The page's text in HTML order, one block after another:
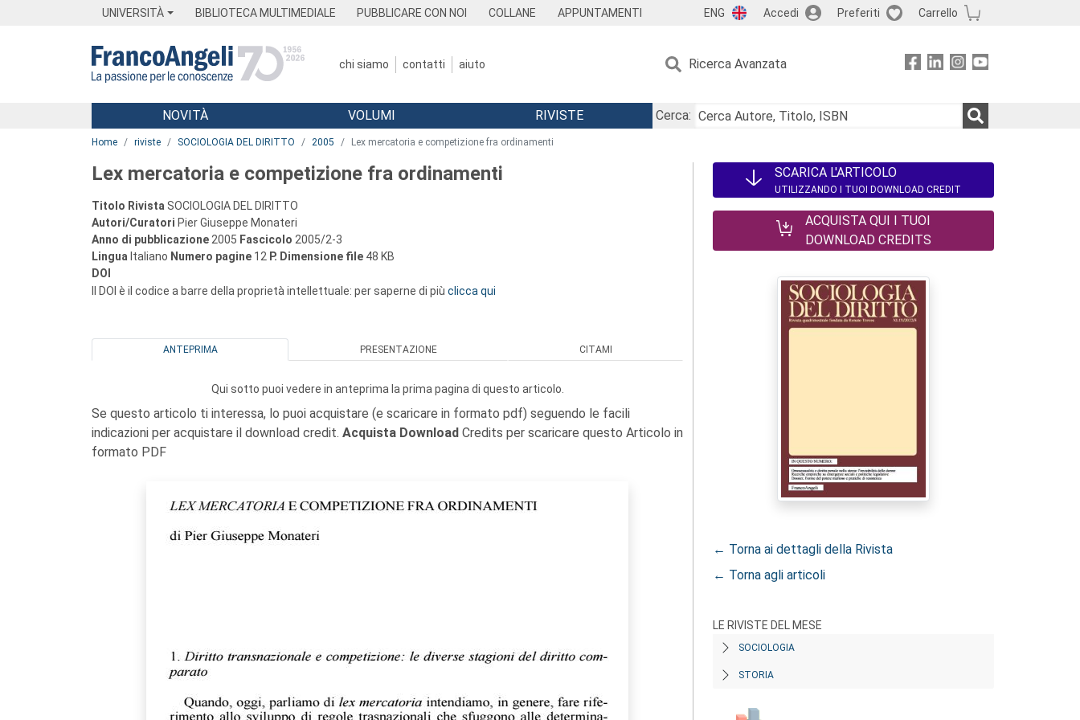
UNIVERSITÀ BIBLIOTECA MULTIMEDIALE PUBBLICARE CON NOI COLLANE APPUNTAMENTI ENG Accedi Preferiti Carrello
chi siamo contatti aiuto Ricerca Avanzata
Menu
NOVITÀ VOLUMI RIVISTE
Cerca:
Home riviste SOCIOLOGIA DEL DIRITTO 2005 Lex mercatoria e competizione fra ordinamenti
Lex mercatoria e competizione fra ordinamenti
Titolo Rivista SOCIOLOGIA DEL DIRITTO
Autori/Curatori Pier Giuseppe Monateri
Anno di pubblicazione 2005 Fascicolo 2005/2-3
Lingua Italiano Numero pagine 12 P. Dimensione file 48 KB
DOI
Il DOI è il codice a barre della proprietà intellettuale: per saperne di più clicca qui
ANTEPRIMA PRESENTAZIONE CITAMI
Qui sotto puoi vedere in anteprima la prima pagina di questo articolo.
Se questo articolo ti interessa, lo puoi acquistare (e scaricare in formato pdf) seguendo le facili
indicazioni per acquistare il download credit. Acquista Download Credits per scaricare questo Articolo in
formato PDF
SCARICA L'ARTICOLO
UTILIZZANDO I TUOI DOWNLOAD CREDIT
ACQUISTA QUI I TUOI
DOWNLOAD CREDITS
← Torna ai dettagli della Rivista
← Torna agli articoli
LE RIVISTE DEL MESE
SOCIOLOGIA
STORIA